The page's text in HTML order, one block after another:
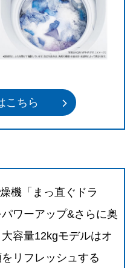
こちら
機「まっ直ぐドラ
ワーアップ&さらに奥
容量12kgモデルはオ
リフレッシュする